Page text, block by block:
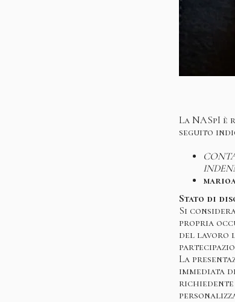
La NASpI
seguito
Stato di
Si
propria
del lavoro
La
immediata
richiedente